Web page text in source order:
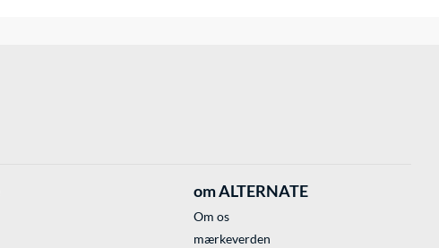
om ALTERNATE
Om os
mærkeverden